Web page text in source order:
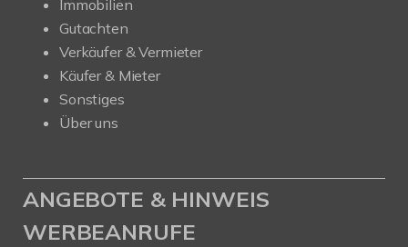
Immobilien
Gutachten
Verkäufer & Vermieter
Käufer & Mieter
Sonstiges
Über uns
ANGEBOTE & HINWEIS
WERBEANRUFE